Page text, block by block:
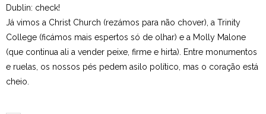
Consulta
Utilidades
Dublin: check!
Já vimos a Christ Church (rezámos para não chover), a Trinity
College (ficámos mais espertos só de olhar) e a Molly Malone
(que continua ali a vender peixe, firme e hirta). Entre monumentos
e ruelas, os nossos pés pedem asilo político, mas o coração está
cheio.